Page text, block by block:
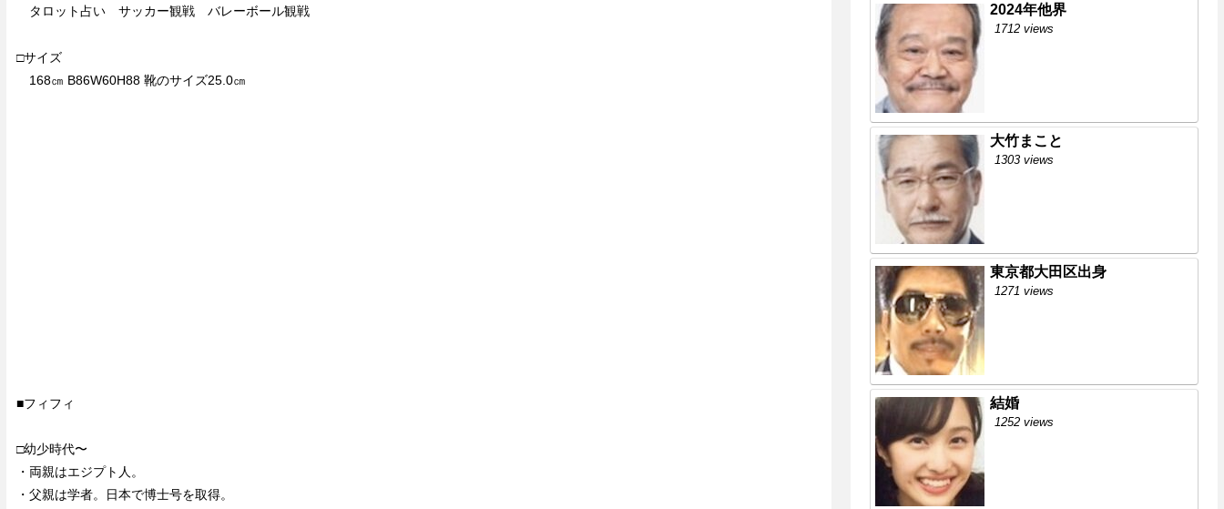
タロット占い サッカー観戦 バレーボール観戦
□サイズ
168㎝ B86W60H88 靴のサイズ25.0㎝
■フィフィ
□幼少時代〜
・両親はエジプト人。
・父親は学者。日本で博士号を取得。
2024年他界
1712 views
大竹まこと
1303 views
東京都大田区出身
1271 views
結婚
1252 views